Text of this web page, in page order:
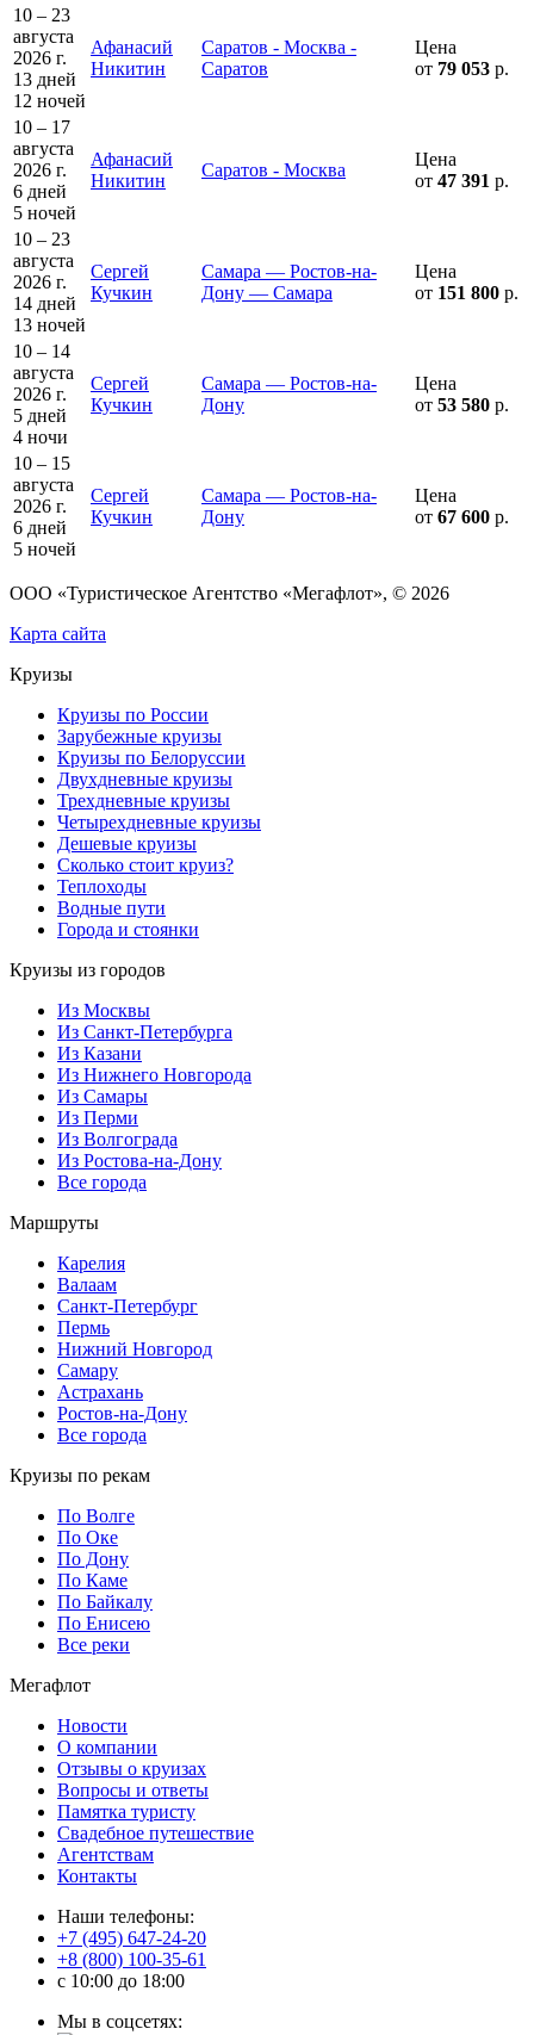
10 – 23
августа
2026 г.
13 дней
12 ночей
Афанасий
Никитин
Саратов - Москва -
Саратов
Цена
от 79 053 р.
10 – 17
августа
2026 г.
6 дней
5 ночей
Афанасий
Никитин
Саратов - Москва
Цена
от 47 391 р.
10 – 23
августа
2026 г.
14 дней
13 ночей
Сергей
Кучкин
Самара — Ростов-на-
Дону — Самара
Цена
от 151 800 р.
10 – 14
августа
2026 г.
5 дней
4 ночи
Сергей
Кучкин
Самара — Ростов-на-
Дону
Цена
от 53 580 р.
10 – 15
августа
2026 г.
6 дней
5 ночей
Сергей
Кучкин
Самара — Ростов-на-
Дону
Цена
от 67 600 р.
ООО «Туристическое Агентство «Мегафлот», © 2026
Карта сайта
Круизы
Круизы по России
Зарубежные круизы
Круизы по Белоруссии
Двухдневные круизы
Трехдневные круизы
Четырехдневные круизы
Дешевые круизы
Сколько стоит круиз?
Теплоходы
Водные пути
Города и стоянки
Круизы из городов
Из Москвы
Из Санкт-Петербурга
Из Казани
Из Нижнего Новгорода
Из Самары
Из Перми
Из Волгограда
Из Ростова-на-Дону
Все города
Маршруты
Карелия
Валаам
Санкт-Петербург
Пермь
Нижний Новгород
Самару
Астрахань
Ростов-на-Дону
Все города
Круизы по рекам
По Волге
По Оке
По Дону
По Каме
По Байкалу
По Енисею
Все реки
Мегафлот
Новости
О компании
Отзывы о круизах
Вопросы и ответы
Памятка туристу
Свадебное путешествие
Агентствам
Контакты
Наши телефоны:
+7 (495) 647-24-20
+8 (800) 100-35-61
c 10:00 до 18:00
Мы в соцсетях: